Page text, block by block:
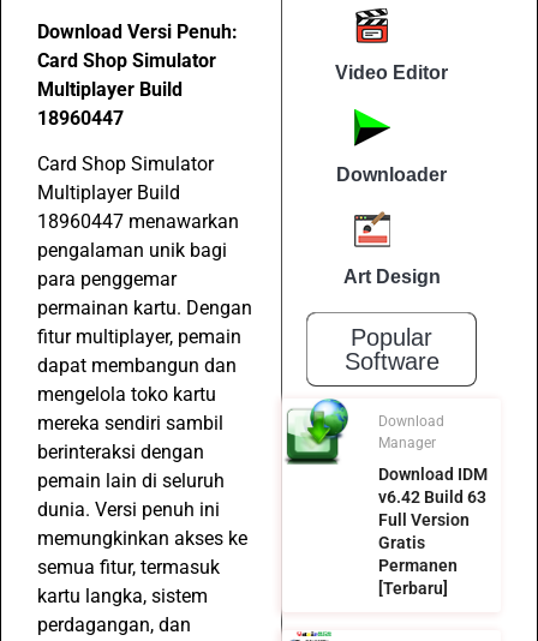
Download Versi Penuh:
Card Shop Simulator
Multiplayer Build
18960447
Card Shop Simulator
Multiplayer Build
18960447 menawarkan
pengalaman unik bagi
para penggemar
permainan kartu. Dengan
fitur multiplayer, pemain
dapat membangun dan
mengelola toko kartu
mereka sendiri sambil
berinteraksi dengan
pemain lain di seluruh
dunia. Versi penuh ini
memungkinkan akses ke
semua fitur, termasuk
kartu langka, sistem
perdagangan, dan
Video Editor
Downloader
Art Design
Popular
Software
Download
Manager
Download IDM
v6.42 Build 63
Full Version
Gratis
Permanen
[Terbaru]